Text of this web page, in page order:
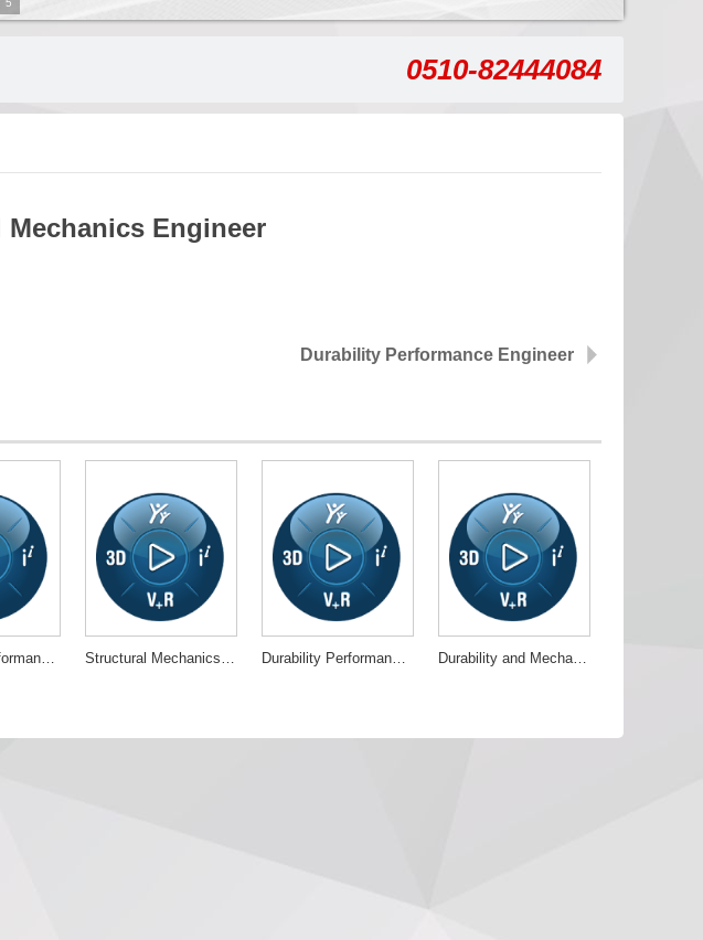
5
0510-82444084
Mechanics Engineer
Durability Performance Engineer